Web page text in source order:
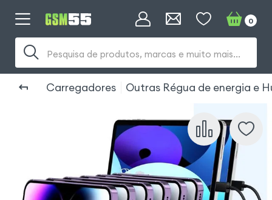
Pesquisa de produtos, marcas e muito mais...
0
Carregadores Outras Régua de energia e